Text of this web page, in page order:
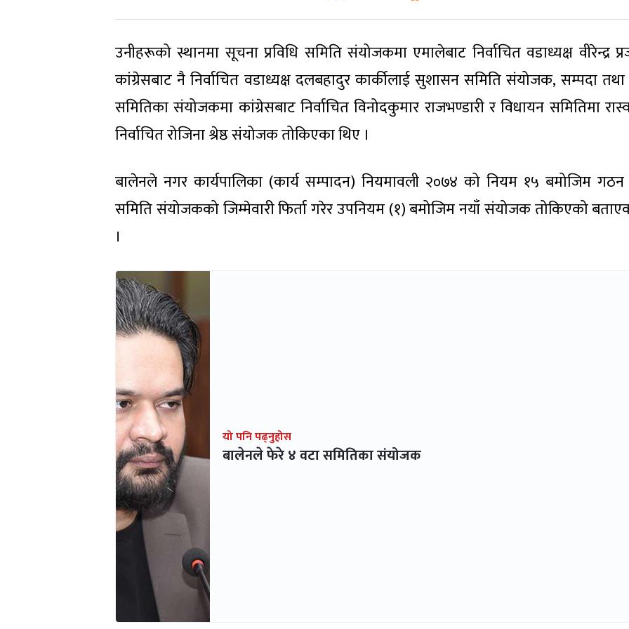
उनीहरूको स्थानमा सूचना प्रविधि समिति संयोजकमा एमालेबाट निर्वाचित वडाध्यक्ष वीरेन्द्र
कांग्रेसबाट नै निर्वाचित वडाध्यक्ष दलबहादुर कार्कीलाई सुशासन समिति संयोजक, सम्पदा तथा
समितिका संयोजकमा कांग्रेसबाट निर्वाचित विनोदकुमार राजभण्डारी र विधायन समितिमा
निर्वाचित रोजिना श्रेष्ठ संयोजक तोकिएका थिए ।
बालेनले नगर कार्यपालिका (कार्य सम्पादन) नियमावली २०७४ को नियम १५ बमोजिम
समिति संयोजकको जिम्मेवारी फिर्ता गरेर उपनियम (१) बमोजिम नयाँ संयोजक तोकिएको
।
यो पनि पढ्नुहोस
बालेनले फेरे ४ वटा समितिका संयोजक